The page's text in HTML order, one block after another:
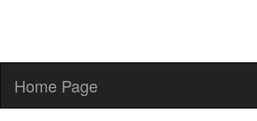
Home Page